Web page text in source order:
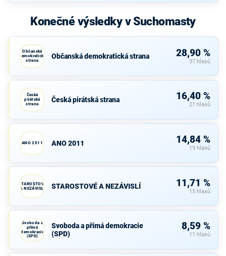
Konečné výsledky v Suchomasty
Občanská
demokratická
strana
Občanská demokratická strana 28,90 %
37 hlasů
Česká
pirátská
strana
Česká pirátská strana 16,40 %
21 hlasů
ANO 2011 ANO 2011 14,84 %
19 hlasů
STAROSTOVÉ
A NEZÁVISLÍ
STAROSTOVÉ A NEZÁVISLÍ 11,71 %
15 hlasů
Svoboda a
přímá
demokracie
(SPD)
Svoboda a přímá demokracie
(SPD)
8,59 %
11 hlasů